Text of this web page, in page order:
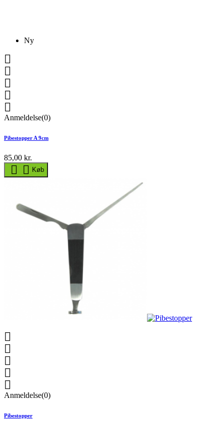
Ny





Anmeldelse(0)
Pibestopper A 9cm
85,00 kr.
  Køb





Anmeldelse(0)
Pibestopper